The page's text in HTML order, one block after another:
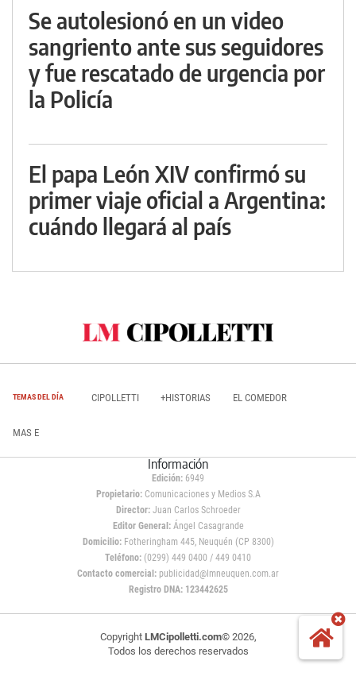
Se autolesionó en un video
sangriento ante sus seguidores
y fue rescatado de urgencia por
la Policía
El papa León XIV confirmó su
primer viaje oficial a Argentina:
cuándo llegará al país
TEMAS DEL DÍA CIPOLLETTI +HISTORIAS EL COMEDOR
MAS E
Información
Edición: 6949
Propietario:Comunicaciones y Medios S.A
Director: Juan Carlos Schroeder
Editor General:Ángel Casagrande
Domicilio:Fotheringham 445, Neuquén (CP 8300)
Teléfono: (0299) 449 0400 / 449 0410
Contacto comercial: publicidad@lmneuquen.com.ar
Registro DNA: 123442625
Copyright LMCipolletti.com© 2026,
Todos los derechos reservados